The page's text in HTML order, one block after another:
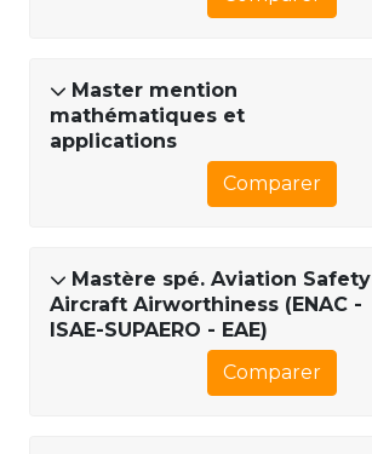
Master mention
mathématiques et
applications
Comparer
Mastère spé. Aviation Safety
Aircraft Airworthiness (ENAC -
ISAE-SUPAERO - EAE)
Comparer